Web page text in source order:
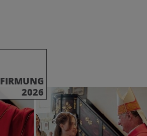
FIRMUNG
2026